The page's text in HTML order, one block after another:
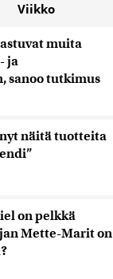
Viikko
muita
ja
sanoo tutkimus
näitä tuotteita
on pelkkä
Mette-Marit on